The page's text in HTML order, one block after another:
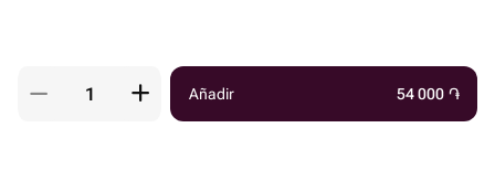
Añadir 54 000 ֏